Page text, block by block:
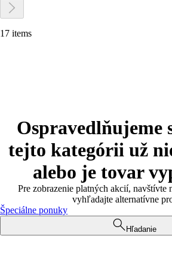
17 items
Ospravedlňujeme
tejto kategórii už
alebo je tovar
Pre zobrazenie platných akcií, navštívte
vyhľadajte alternatívne
Špeciálne ponuky
Hľadanie